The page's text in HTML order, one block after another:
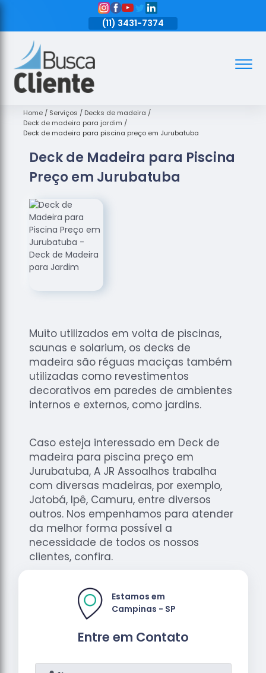
(11) 3431-7374
Assoalhos
de Madeira
Decks de
Empresas
de
de Madeira
Loja de
Assoalhos
Raspagem
de
Raspagem
de Tacos
de
Madeiras
Raspagens
de Pisos
Madeiras
Home Serviços
Decks de madeira
Deck de madeira para jardim
Deck de madeira para piscina preço em Jurubatuba
Deck de Madeira para Piscina
Preço em Jurubatuba
Muito utilizados em volta de piscinas,
saunas e solarium, os decks de
madeira são réguas maciças também
utilizadas como revestimentos
decorativos em paredes de ambientes
internos e externos, como jardins.
Caso esteja interessado em Deck de
madeira para piscina preço em
Jurubatuba, A JR Assoalhos trabalha
com diversas madeiras, por exemplo,
Jatobá, Ipê, Camuru, entre diversos
outros. Nos empenhamos para atender
da melhor forma possível a
necessidade de todos os nossos
clientes, confira.
Entre em Contato
Estamos em
Campinas - SP